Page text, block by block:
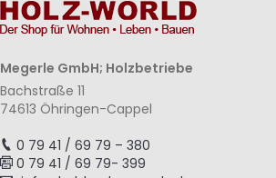
Megerle GmbH; Holzbetriebe
Bachstraße 11
74613 Öhringen-Cappel
0 79 41 / 69 79 – 380
0 79 41 / 69 79- 399